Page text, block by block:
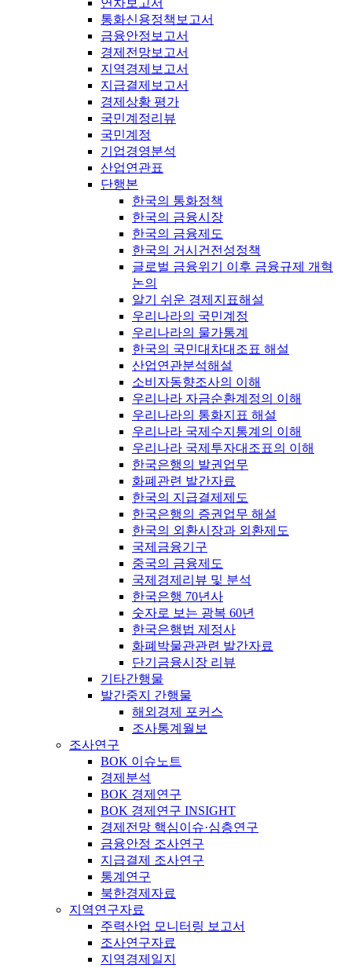
연차보고서
통화신용정책보고서
금융안정보고서
경제전망보고서
지역경제보고서
지급결제보고서
경제상황 평가
국민계정리뷰
국민계정
기업경영분석
산업연관표
단행본
한국의 통화정책
한국의 금융시장
한국의 금융제도
한국의 거시건전성정책
글로벌 금융위기 이후 금융규제 개혁
논의
알기 쉬운 경제지표해설
우리나라의 국민계정
우리나라의 물가통계
한국의 국민대차대조표 해설
산업연관분석해설
소비자동향조사의 이해
우리나라 자금순환계정의 이해
우리나라의 통화지표 해설
우리나라 국제수지통계의 이해
우리나라 국제투자대조표의 이해
한국은행의 발권업무
화폐관련 발간자료
한국의 지급결제제도
한국은행의 증권업무 해설
한국의 외환시장과 외환제도
국제금융기구
중국의 금융제도
국제경제리뷰 및 분석
한국은행 70년사
숫자로 보는 광복 60년
한국은행법 제정사
화폐박물관관련 발간자료
단기금융시장 리뷰
기타간행물
발간중지 간행물
해외경제 포커스
조사통계월보
조사연구
BOK 이슈노트
경제분석
BOK 경제연구
BOK 경제연구 INSIGHT
경제전망 핵심이슈·심층연구
금융안정 조사연구
지급결제 조사연구
통계연구
북한경제자료
지역연구자료
주력산업 모니터링 보고서
조사연구자료
지역경제일지